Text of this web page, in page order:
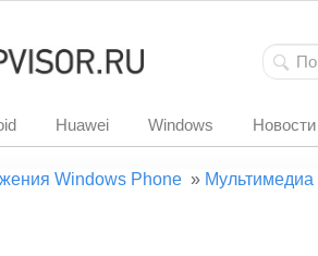
Huawei Windows Новости
Windows Phone » Мультимедиа